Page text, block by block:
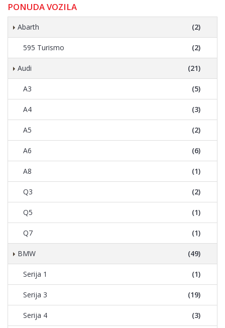
PONUDA VOZILA
Abarth (2)
595 Turismo (2)
Audi (21)
A3 (5)
A4 (3)
A5 (2)
A6 (6)
A8 (1)
Q3 (2)
Q5 (1)
Q7 (1)
BMW (49)
Serija 1 (1)
Serija 3 (19)
Serija 4 (3)